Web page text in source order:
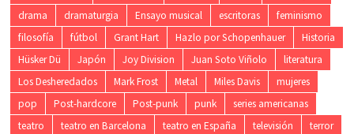
drama
dramaturgia Ensayo musical escritoras
feminismo
filosofía
fútbol Grant Hart Hazlo por Schopenhauer
Historia
Hüsker Dü
Japón Joy Division Juan Soto Viñolo
literatura
Los Desheredados
Mark Frost Metal Miles Davis
mujeres
pop
Post-hardcore Post-punk punk
series americanas
teatro
teatro en Barcelona teatro en España televisión
terror